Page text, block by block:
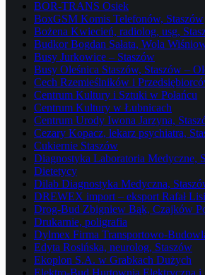
BOR-TRANS Osiek
BoxGSM Komis Telefonów, Staszów
Bożena Kwiecień, radiolog, usg,
Budkor Bogdan Sałata, Wola
Busy Jurkowice – Staszów
Busy Oleśnica Staszów, Staszów –
Cech Rzemieślników i
Centrum Kultury i Sztuki w Połańcu
Centrum Kultury w Łubnicach
Centrum Urody Iwona Jarzyna,
Cezary Kopacz, lekarz psychiatra,
Cukiernie Staszów
Diagnostyka Laboratoria Medyczne,
Dietetycy
Dilab Diagnostyka Medyczna,
DREWEX import – eksport Rafał
Drog-Bud Zbigniew Bąk, Czajków
Drukarnie, poligrafia
Dylmex Firma Transportowo-
Edyta Rosińska, neurolog, Staszów
Ekoplon S.A. w Grabkach Dużych
Elektro-Bud Hurtownia Elektryczna i